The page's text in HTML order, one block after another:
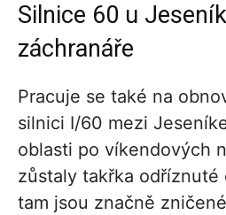
Silnice 60 u
záchranáře
Pracuje se také na
silnici I/60 mezi
oblasti po víkendových
zůstaly takřka odříznuté
tam jsou značně